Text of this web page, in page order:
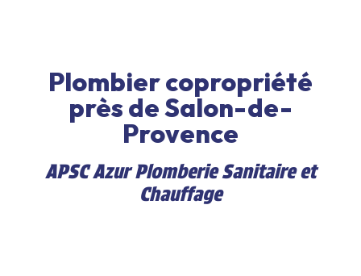
Plombier copropriété
près de Salon-de-
Provence
APSC Azur Plomberie Sanitaire et
Chauffage